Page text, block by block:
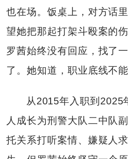
也在场。饭桌上，对方话
望她把那起打架斗殴案的
罗茜始终没有回应，找了
了。她知道，职业底线不
从2015年入职到2025
人成长为刑警大队二中队
托关系打听案情、嫌疑人